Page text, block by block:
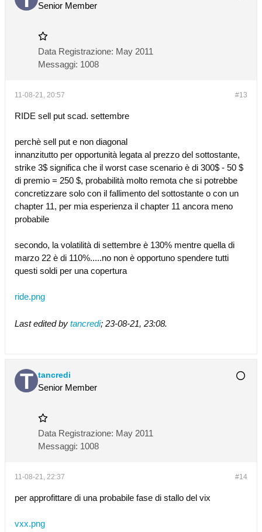
Senior Member
Data Registrazione: May 2011
Messaggi: 1008
#13
11-08-21, 20:57
RIDE sell put scad. settembre
perchè sell put e non diagonal
innanzitutto per opportunità legata al prezzo del sottostante,
strike 3$ significa che il worst case scenario è di 300$ - 50 $
di premio = 250 $, probabilità molto remota che si potrebbe
concretizzare solo con il fallimento del sottostante o con un
chapter 11, per mia esperienza il chapter 11 ancora meno
probabile
secondo, la volatilità di settembre è 130% mentre quella di
marzo 22 è di 110%.....no non è opportuno spendere tutti
questi soldi per una copertura
ride.png
Last edited by tancredi; 23-08-21, 23:08.
tancredi
Senior Member
Data Registrazione: May 2011
Messaggi: 1008
#14
11-08-21, 22:37
per approfittare di una probabile fase di stallo del vix
vxx.png